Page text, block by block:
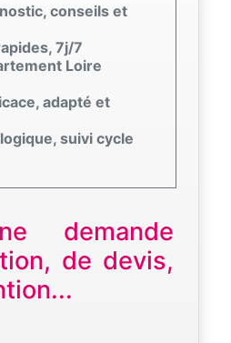
conseils et
7j/7
Loire
adapté et
suivi cycle
demande
de devis,